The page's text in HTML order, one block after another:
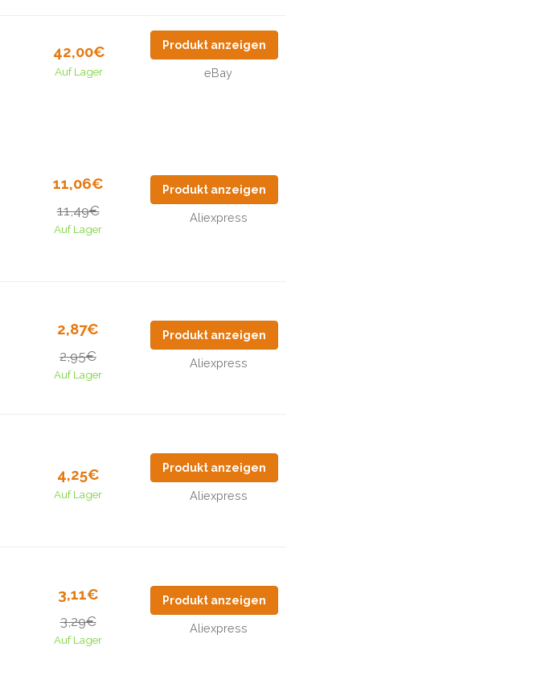
42,00€
Auf Lager
Produkt anzeigen
eBay
11,06€
11,49€
Auf Lager
Produkt anzeigen
Aliexpress
2,87€
2,95€
Auf Lager
Produkt anzeigen
Aliexpress
4,25€
Auf Lager
Produkt anzeigen
Aliexpress
3,11€
3,29€
Auf Lager
Produkt anzeigen
Aliexpress